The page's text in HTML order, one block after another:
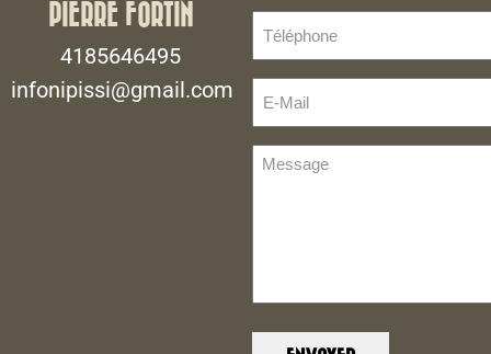
PIERRE FORTIN
4185646495
infonipissi@gmail.com
(Nécessaire)
Mail
Message